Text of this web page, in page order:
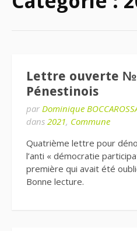
Lettre ouverte
Pénestinois
par Dominique
dans 2021, Commune
Quatrième lettre pour
l’anti « démocratie
première qui avait été
Bonne lecture.